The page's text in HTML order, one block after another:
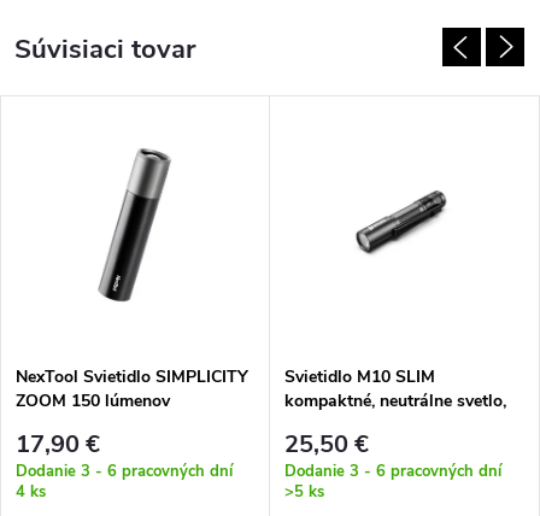
Súvisiaci tovar
NexTool Svietidlo SIMPLICITY
ZOOM 150 lúmenov
17,90 €
Dodanie 3 - 6 pracovných dní
4 ks
Svietidlo M10 SLIM
kompaktné, neutrálne svetlo,
AAA
25,50 €
Dodanie 3 - 6 pracovných dní
>5 ks